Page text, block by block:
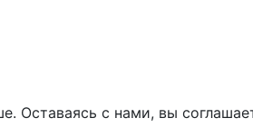
Оставаясь с нами, вы